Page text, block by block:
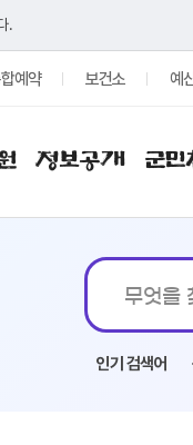
.
예약 보건소 예
정보공개 군민
인기 검색어